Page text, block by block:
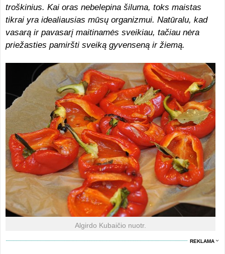
troškinius. Kai oras nebelepina šiluma, toks maistas
tikrai yra idealiausias mūsų organizmui. Natūralu, kad
vasarą ir pavasarį maitinamės sveikiau, tačiau nėra
priežasties pamiršti sveiką gyvenseną ir žiemą.
Algirdo Kubaičio nuotr.
REKLAMA